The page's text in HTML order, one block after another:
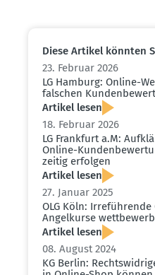
Diese Artikel könnten
23. Februar 2026
LG Hamburg: Online-
falschen
Artikel lesen
18. Februar 2026
LG Frankfurt a.M:
Online-
zeitig erfolgen
Artikel lesen
27. Januar 2025
OLG Köln:
Angel­kurse
Artikel lesen
08. August 2024
KG Berlin: